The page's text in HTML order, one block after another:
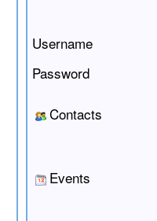
Username
Password
Contacts
Events